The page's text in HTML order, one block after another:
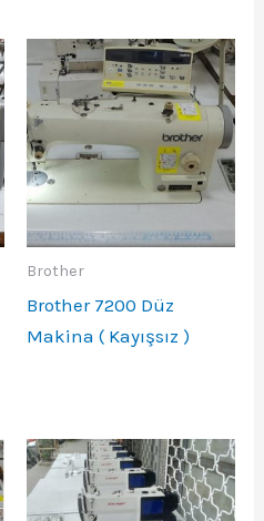
Brother
Brother 7200 Düz
Makina ( Kayışsız )